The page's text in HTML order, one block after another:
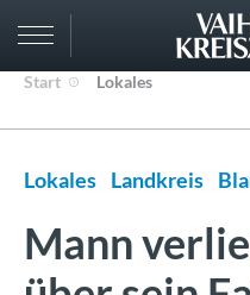
Start Lokales
Lokales Landkreis
Mann